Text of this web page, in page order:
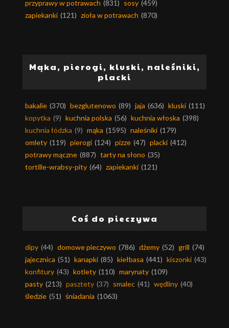
przyprawy w potrawach (831) sosy (459)
zapiekanki (121) zioła w potrawach (870)
Mąka, pierogi, kluski, naleśniki,
placki
bakalie (370) bezglutenowo (89) jaja (636) kluski (111)
kopytka (9) kuchnia polska (56) kuchnia włoska (398)
kuchnia łódzka (9) mąka (1595) naleśniki (179)
omlety (119) pierogi (124) pizze (47) placki (412)
potrawy mączne (887) tarty na słono (35)
tortille-wrabsy-pity (64) zapiekanki (121)
Coś do pieczywa
dipy (44) domowe pieczywo (786) dżemy (52) grill (74)
jajecznica (51) kanapki (85) kiełbasa (441) kiszonki (43)
konfitury (43) kotlety (110) marynaty (109)
pasty (213) pasztety (37) smalec (41) wędliny (40)
śledzie (51) śniadania (1063)